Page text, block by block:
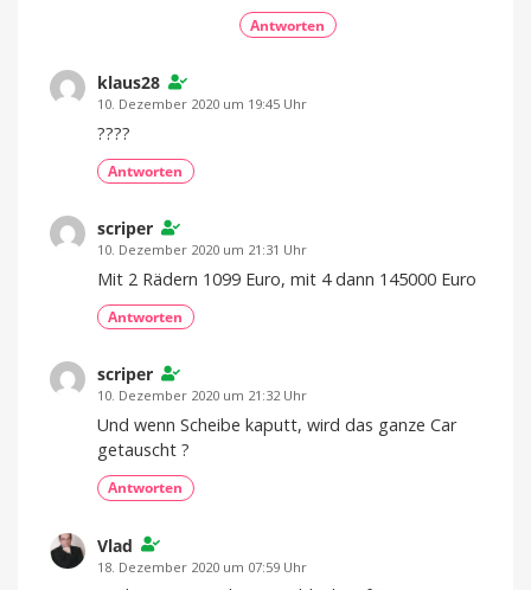
Antworten
klaus28
10. Dezember 2020 um 19:45 Uhr
????
Antworten
scriper
10. Dezember 2020 um 21:31 Uhr
Mit 2 Rädern 1099 Euro, mit 4 dann 145000 Euro
Antworten
scriper
10. Dezember 2020 um 21:32 Uhr
Und wenn Scheibe kaputt, wird das ganze Car
getauscht ?
Antworten
Vlad
18. Dezember 2020 um 07:59 Uhr